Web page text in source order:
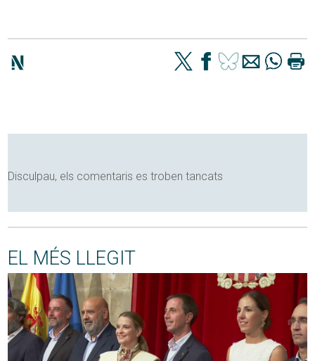
Disculpau, els comentaris es troben tancats
EL MÉS LLEGIT